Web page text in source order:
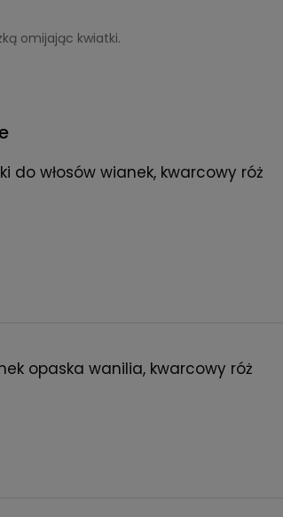
omijając kwiatki.
do włosów wianek, kwarcowy róż
opaska wanilia, kwarcowy róż